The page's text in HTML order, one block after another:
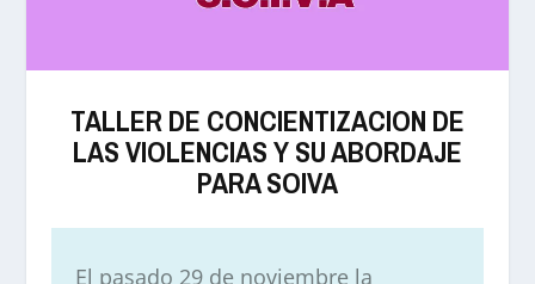
TALLER DE CONCIENTIZACION DE
LAS VIOLENCIAS Y SU ABORDAJE
PARA SOIVA
El pasado 29 de noviembre la